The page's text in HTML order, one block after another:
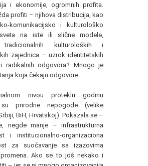
i ekonomije, ogromnih profita.
profiti – njihova distribucija, kao
komunikacijsko i kulturološko
na iste ili slične modele,
tradicionalnih kulturoloških i
zajednica – uzrok identitetskih
radikalnih odgovora? Mnogo je
koja čekaju odgovore.
nivou proteklu godinu
prirodne nepogode (velike
BiH, Hrvatskoj). Pokazala se –
negde manje – infrastrukturna
i institucionalno-organizaciona
za suočavanje sa izazovima
promena. Ako se to još nekako i